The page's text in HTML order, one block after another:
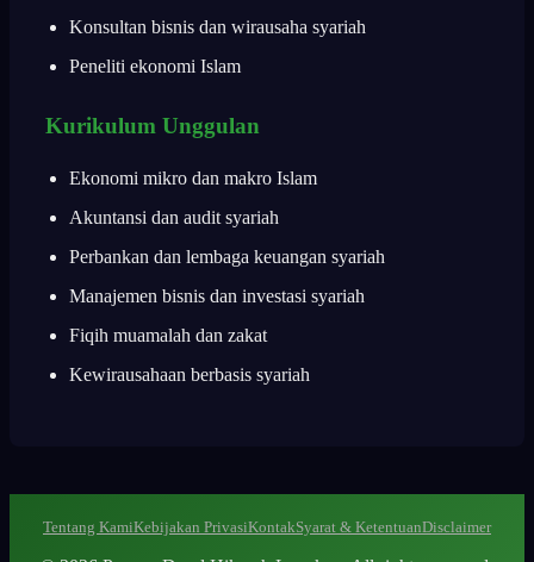
Konsultan bisnis dan wirausaha syariah
Peneliti ekonomi Islam
Kurikulum Unggulan
Ekonomi mikro dan makro Islam
Akuntansi dan audit syariah
Perbankan dan lembaga keuangan syariah
Manajemen bisnis dan investasi syariah
Fiqih muamalah dan zakat
Kewirausahaan berbasis syariah
Tentang KamiKebijakan PrivasiKontakSyarat & KetentuanDisclaimer